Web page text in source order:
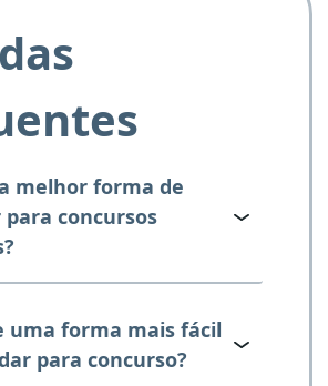
melhor forma de
concursos
uma forma mais fácil
para concurso?